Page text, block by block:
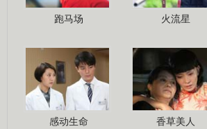
跑马场 火流星
感动生命 香草美人